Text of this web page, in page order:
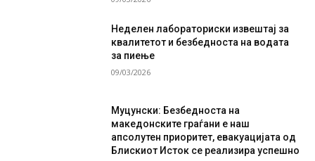
Неделен лабораториски извештај за
квалитетот и безбедноста на водата
за пиење
09/03/2026
Муцунски: Безбедноста на
македонските граѓани е наш
апсолутен приоритет, евакуацијата од
Блискиот Исток се реализира успешно